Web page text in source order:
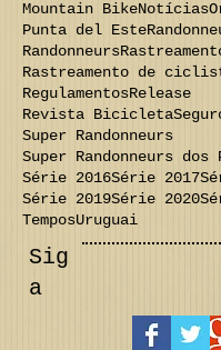
Lista de inscritosMTB
Mandala da Terra
Mountain BikeNotícias
Punta del Este
RandonneursRastreamento
Rastreamento de
RegulamentosRelease
Revista Bicicleta
Super Randonneurs
Super Randonneurs dos
Série 2016Série 2017
Série 2019Série 2020
Tempos
Sig